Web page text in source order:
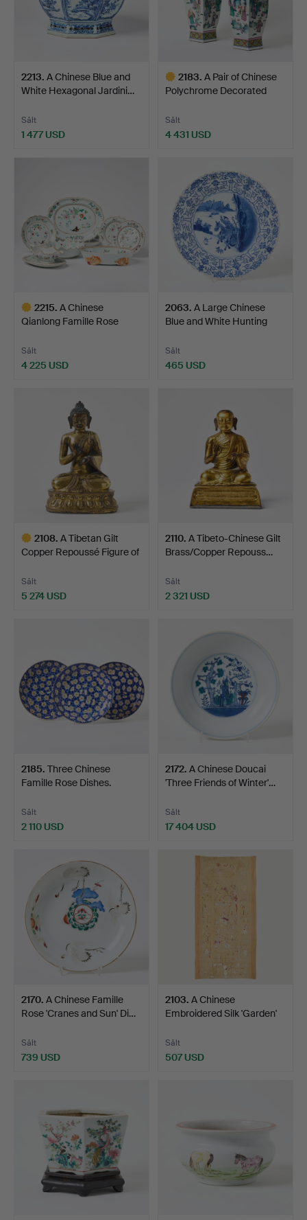
2213. A Chinese Blue and
White Hexagonal Jardini…
Sålt
1 477 USD
2183. A Pair of Chinese
Polychrome Decorated
Sålt
4 431 USD
2215. A Chinese
Qianlong Famille Rose
Sålt
4 225 USD
2063. A Large Chinese
Blue and White Hunting
Sålt
465 USD
2108. A Tibetan Gilt
Copper Repoussé Figure of
Sålt
5 274 USD
2110. A Tibeto-Chinese Gilt
Brass/Copper Repouss…
Sålt
2 321 USD
2185. Three Chinese
Famille Rose Dishes.
Sålt
2 110 USD
2172. A Chinese Doucai
'Three Friends of Winter'…
Sålt
17 404 USD
2170. A Chinese Famille
Rose 'Cranes and Sun' Di…
Sålt
739 USD
2103. A Chinese
Embroidered Silk 'Garden'
Sålt
507 USD